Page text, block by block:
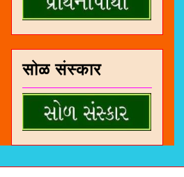
सोळ संस्कार